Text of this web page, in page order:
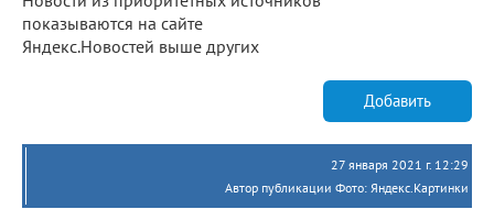
показываются на сайте
Яндекс.Новостей выше других
Добавить
27 января 2021 г. 12:29
Автор публикации Фото: Яндекс.Картинки